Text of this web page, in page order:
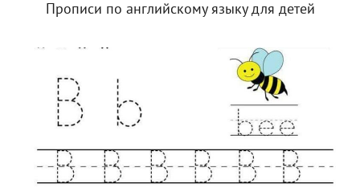
Прописи по английскому языку для детей